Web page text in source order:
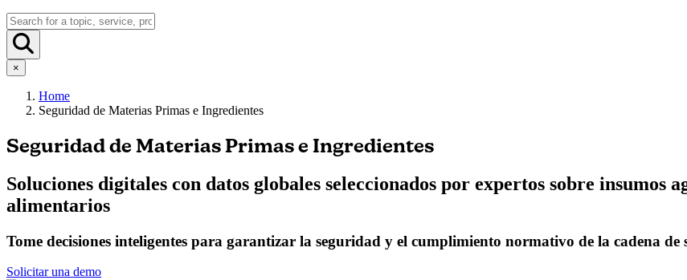
×
Home
Seguridad de Materias Primas e Ingredientes
Seguridad de Materias Primas e Ingredientes
Soluciones digitales con datos globales seleccionados por expertos sobre insumos
alimentarios
Tome decisiones inteligentes para garantizar la seguridad y el cumplimiento normativo de la cadena
Solicitar una demo